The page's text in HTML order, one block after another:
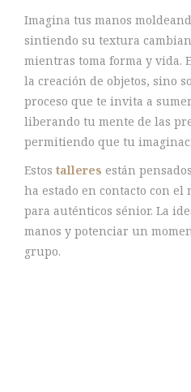
Imagina tus manos
sintiendo su textura
mientras toma forma y vida.
la creación de objetos, sino
proceso que te invita a
liberando tu mente de las
permitiendo que tu
Estos talleres están
ha estado en contacto con el
para auténticos sénior. La
manos y potenciar un
grupo.